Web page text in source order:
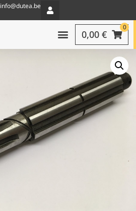
info@dutea.be
0
0,00 €